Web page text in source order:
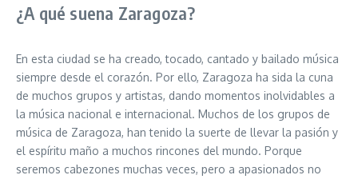
¿A qué suena Zaragoza?
En esta ciudad se ha creado, tocado, cantado y bailado música
siempre desde el corazón. Por ello, Zaragoza ha sida la cuna
de muchos grupos y artistas, dando momentos inolvidables a
la música nacional e internacional. Muchos de los grupos de
música de Zaragoza, han tenido la suerte de llevar la pasión y
el espíritu maño a muchos rincones del mundo. Porque
seremos cabezones muchas veces, pero a apasionados no